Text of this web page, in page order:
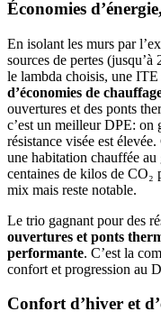
Économies
En isolant les murs par
sources de pertes (jusqu’à
le lambda choisis, une
d’économies de
ouvertures et des ponts
c’est un meilleur DPE: on
résistance visée est
une habitation chauffée
centaines de kilos de CO₂
mix mais reste notable.
Le trio gagnant pour des
ouvertures et ponts
performante. C’est la
confort et progression au
Confort d’hiver et